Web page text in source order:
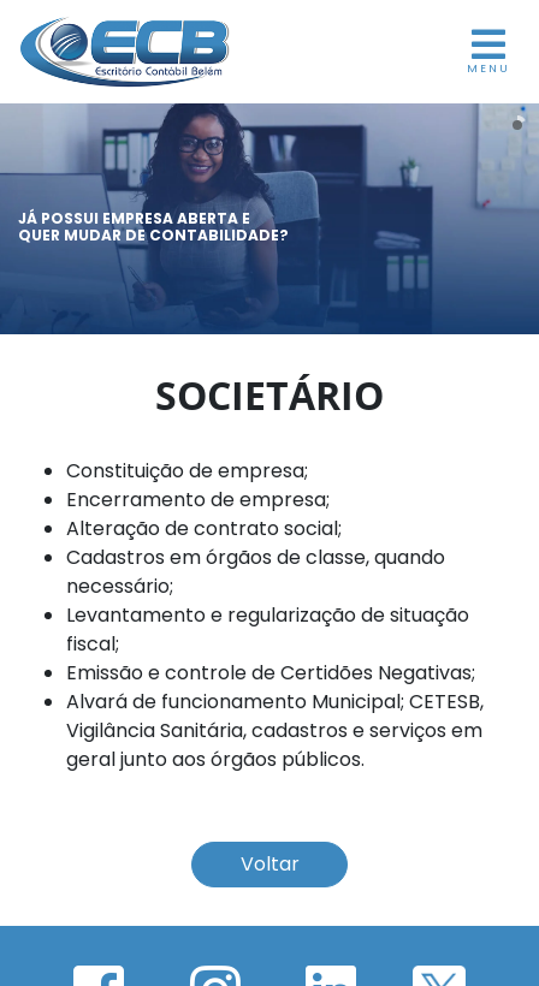
MENU
JÁ POSSUI EMPRESA ABERTA E
QUER MUDAR DE CONTABILIDADE?
SOCIETÁRIO
Constituição de empresa;
Encerramento de empresa;
Alteração de contrato social;
Cadastros em órgãos de classe, quando
necessário;
Levantamento e regularização de situação
fiscal;
Emissão e controle de Certidões Negativas;
Alvará de funcionamento Municipal; CETESB,
Vigilância Sanitária, cadastros e serviços em
geral junto aos órgãos públicos.
Voltar